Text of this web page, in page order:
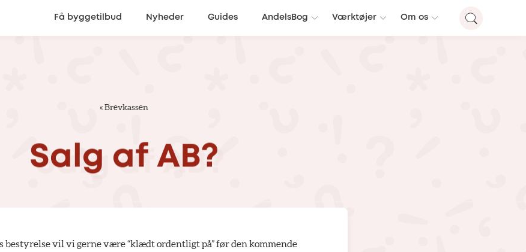
Få byggetilbud Nyheder Guides AndelsBog Værktøjer Om os
«Brevkassen
Salg af AB?
bestyrelse vil vi gerne være “klædt ordentligt på” før den kommende